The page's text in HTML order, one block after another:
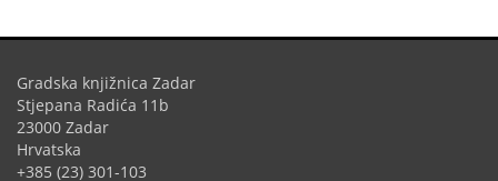
Gradska knjižnica Zadar
Stjepana Radića 11b
23000 Zadar
Hrvatska
+385 (23) 301-103